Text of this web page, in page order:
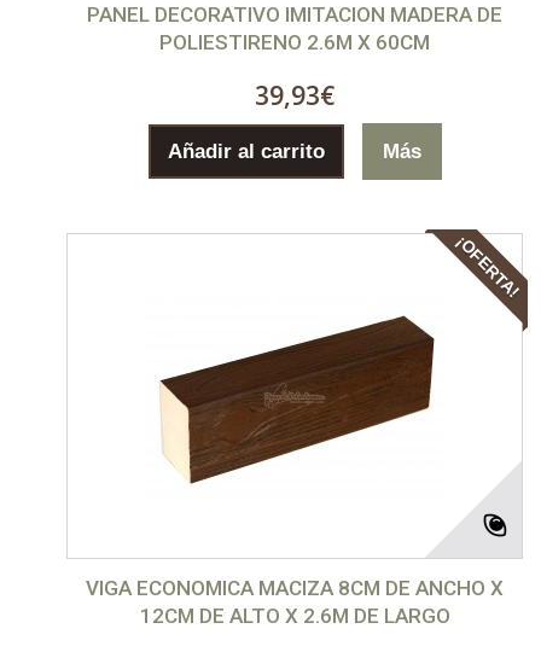
PANEL DECORATIVO IMITACION MADERA DE
POLIESTIRENO 2.6M X 60CM
39,93€
Añadir al carrito Más
¡OFERTA!
VIGA ECONOMICA MACIZA 8CM DE ANCHO X
12CM DE ALTO X 2.6M DE LARGO